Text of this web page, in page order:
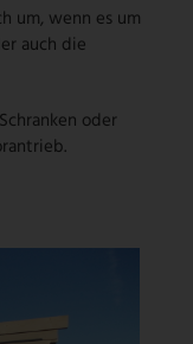
um, wenn es um
auch die
oder